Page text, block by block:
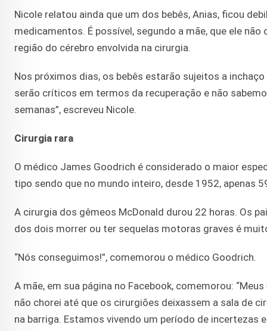
Nicole relatou ainda que um dos bebês, Anias, ficou
medicamentos. É possível, segundo a mãe, que ele
região do cérebro envolvida na cirurgia.
Nos próximos dias, os bebês estarão sujeitos a
serão críticos em termos da recuperação e não
semanas”, escreveu Nicole.
Cirurgia rara
O médico James Goodrich é considerado o maior
tipo sendo que no mundo inteiro, desde 1952, apenas
A cirurgia dos gêmeos McDonald durou 22 horas. Os
dos dois morrer ou ter sequelas motoras graves é
“Nós conseguimos!”, comemorou o médico Goodrich.
A mãe, em sua página no Facebook, comemorou:
não chorei até que os cirurgiões deixassem a sala de
na barriga. Estamos vivendo um período de incertezas